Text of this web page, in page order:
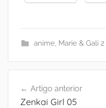
anime, Marie & Gali 2
de
Artigo anterior
Zenkai Girl 05